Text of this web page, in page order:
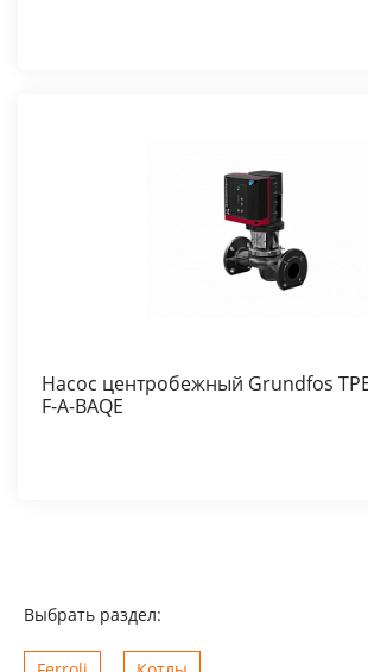
Насос центробежный Grundfos
F-A-BAQE
Выбрать раздел: